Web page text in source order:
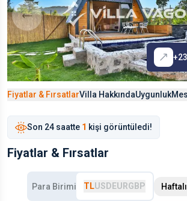
+23
Fiyatlar & FırsatlarVilla HakkındaUygunluk
Son 24 saatte 1 kişi görüntüledi!
Fiyatlar & Fırsatlar
Para Birimi TLUSD EURGBP